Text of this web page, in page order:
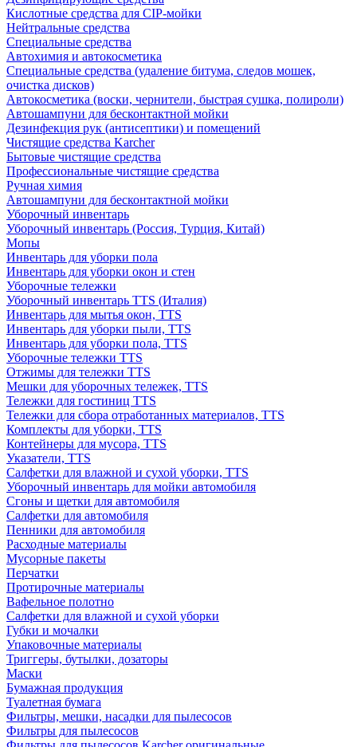
Кислотные средства для CIP-мойки
Нейтральные средства
Специальные средства
Автохимия и автокосметика
Специальные средства (удаление битума, следов мошек,
очистка дисков)
Автокосметика (воски, чернители, быстрая сушка, полироли)
Автошампуни для бесконтактной мойки
Дезинфекция рук (антисептики) и помещений
Чистящие средства Karcher
Бытовые чистящие средства
Профессиональные чистящие средства
Ручная химия
Автошампуни для бесконтактной мойки
Уборочный инвентарь
Уборочный инвентарь (Россия, Турция, Китай)
Мопы
Инвентарь для уборки пола
Инвентарь для уборки окон и стен
Уборочные тележки
Уборочный инвентарь TTS (Италия)
Инвентарь для мытья окон, TTS
Инвентарь для уборки пыли, TTS
Инвентарь для уборки пола, TTS
Уборочные тележки TTS
Отжимы для тележки TTS
Мешки для уборочных тележек, TTS
Тележки для гостиниц TTS
Тележки для сбора отработанных материалов, TTS
Комплекты для уборки, TTS
Контейнеры для мусора, TTS
Указатели, TTS
Салфетки для влажной и сухой уборки, TTS
Уборочный инвентарь для мойки автомобиля
Сгоны и щетки для автомобиля
Салфетки для автомобиля
Пенники для автомобиля
Расходные материалы
Мусорные пакеты
Перчатки
Протирочные материалы
Вафельное полотно
Салфетки для влажной и сухой уборки
Губки и мочалки
Упаковочные материалы
Триггеры, бутылки, дозаторы
Маски
Бумажная продукция
Туалетная бумага
Фильтры, мешки, насадки для пылесосов
Фильтры для пылесосов